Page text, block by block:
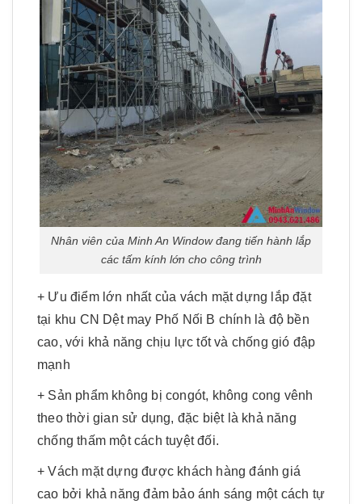
Nhân viên của Minh An Window đang tiến hành lắp
các tấm kính lớn cho công trình
+ Ưu điểm lớn nhất của vách mặt dựng lắp đặt
tại khu CN Dệt may Phố Nối B chính là độ bền
cao, với khả năng chịu lực tốt và chống gió đập
mạnh
+ Sản phẩm không bị congót, không cong vênh
theo thời gian sử dụng, đặc biệt là khả năng
chống thấm một cách tuyệt đối.
+ Vách mặt dựng được khách hàng đánh giá
cao bởi khả năng đảm bảo ánh sáng một cách tự